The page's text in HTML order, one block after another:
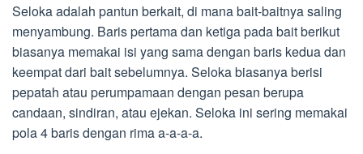
Seloka adalah pantun berkait, di mana bait-baitnya saling
menyambung. Baris pertama dan ketiga pada bait berikut
biasanya memakai isi yang sama dengan baris kedua dan
keempat dari bait sebelumnya. Seloka biasanya berisi
pepatah atau perumpamaan dengan pesan berupa
candaan, sindiran, atau ejekan. Seloka ini sering memakai
pola 4 baris dengan rima a-a-a-a.